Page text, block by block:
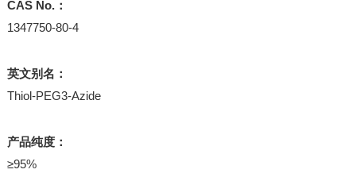
CAS No.：
1347750-80-4
英文别名：
Thiol-PEG3-Azide
产品纯度：
≥95%